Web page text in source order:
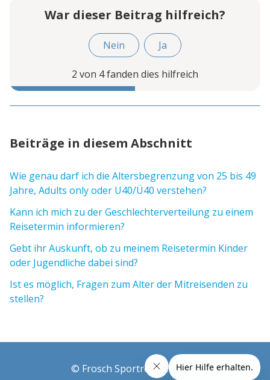
War dieser Beitrag hilfreich?
Nein Ja
2 von 4 fanden dies hilfreich
Beiträge in diesem Abschnitt
Wie genau darf ich die Altersbegrenzung von 25 bis 49
Jahre, Adults only oder U40/Ü40 verstehen?
Kann ich mich zu der Geschlechterverteilung zu einem
Reisetermin informieren?
Gebt ihr Auskunft, ob zu meinem Reisetermin Kinder
oder Jugendliche dabei sind?
Ist es möglich, Fragen zum Alter der Mitreisenden zu
stellen?
© Frosch Sportreisen GmbH